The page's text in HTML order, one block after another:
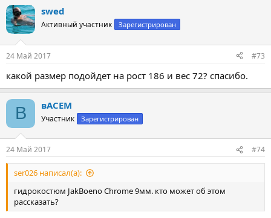
к
ц
и
swed
Активный участник Зарегистрирован
24 Май 2017 #73
какой размер подойдет на рост 186 и вес 72? спасибо.
В вАСЕМ
Участник Зарегистрирован
24 Май 2017 #74
ser026 написал(а):
гидрокостюм JakBoeno Chrome 9мм. кто может об этом
рассказать?